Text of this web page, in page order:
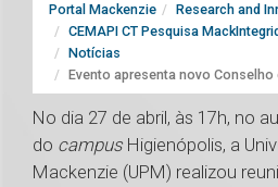
Portal Mackenzie
Research and
CEMAPI CT Pesquisa
Notícias
Evento apresenta novo
No dia 27 de abril, às 17h, no
do campus Higienópolis, a
Mackenzie (UPM) realizou